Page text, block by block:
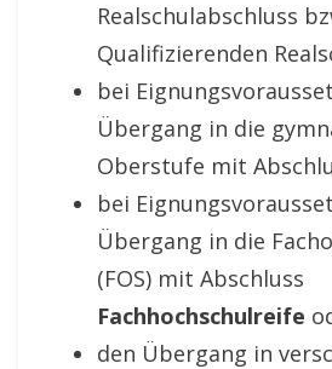
Realschulabschluss
Qualifizierenden
bei
Übergang in die
Oberstufe mit
bei
Übergang in die
(FOS) mit Abschluss
Fachhochschulreife
den Übergang in